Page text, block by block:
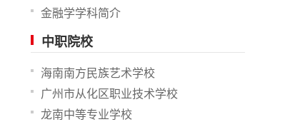
金融学学科简介
中职院校
海南南方民族艺术学校
广州市从化区职业技术学校
龙南中等专业学校